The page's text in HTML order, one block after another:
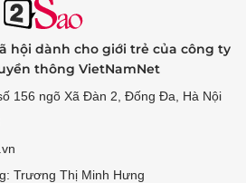
hội dành cho giới trẻ của công ty
thông VietNamNet
156 ngõ Xã Đàn 2, Đống Đa, Hà Nội
Trương Thị Minh Hưng